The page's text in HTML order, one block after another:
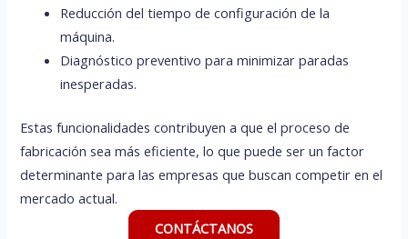
Reducción del tiempo de configuración de la
máquina.
Diagnóstico preventivo para minimizar paradas
inesperadas.
Estas funcionalidades contribuyen a que el proceso de
fabricación sea más eficiente, lo que puede ser un factor
determinante para las empresas que buscan competir en el
mercado actual.
CONTÁCTANOS